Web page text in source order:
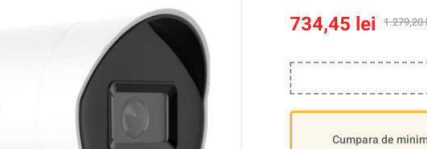
1.279,20
734,45 lei
Cumpara de